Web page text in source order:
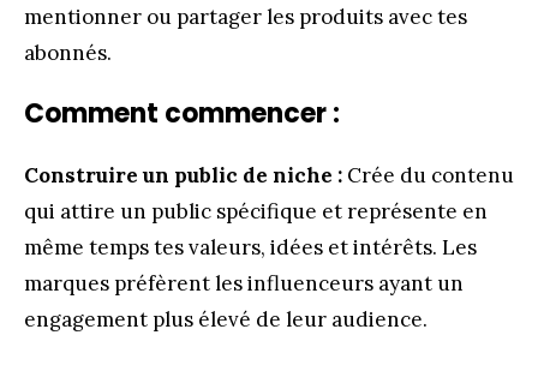
mentionner ou partager les produits avec tes
abonnés.
Comment commencer :
Construire un public de niche : Crée du contenu
qui attire un public spécifique et représente en
même temps tes valeurs, idées et intérêts. Les
marques préfèrent les influenceurs ayant un
engagement plus élevé de leur audience.